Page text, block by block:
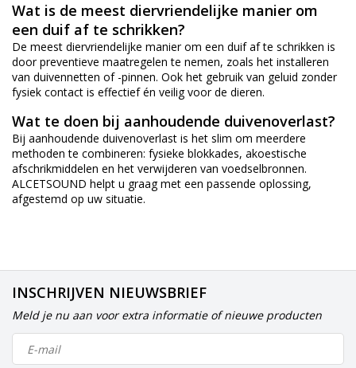
Wat is de meest diervriendelijke manier om
een duif af te schrikken?
De meest diervriendelijke manier om een duif af te schrikken is
door preventieve maatregelen te nemen, zoals het installeren
van duivennetten of -pinnen. Ook het gebruik van geluid zonder
fysiek contact is effectief én veilig voor de dieren.
Wat te doen bij aanhoudende duivenoverlast?
Bij aanhoudende duivenoverlast is het slim om meerdere
methoden te combineren: fysieke blokkades, akoestische
afschrikmiddelen en het verwijderen van voedselbronnen.
ALCETSOUND helpt u graag met een passende oplossing,
afgestemd op uw situatie.
INSCHRIJVEN NIEUWSBRIEF
Meld je nu aan voor extra informatie of nieuwe producten